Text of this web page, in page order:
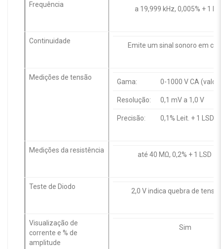
Frequência
a 19,999 kHz, 0,005% + 1
Continuidade
Emite um sinal sonoro em
Medições de tensão
Gama: 0-1000 V CA (valor
Resolução: 0,1 mV a 1,0 V
Precisão: 0,1% Leit. + 1 LSD
Medições da resistência
até 40 MΩ, 0,2% + 1 LSD
Teste de Diodo
2,0 V indica quebra de
Visualização de
corrente e % de
amplitude
Sim